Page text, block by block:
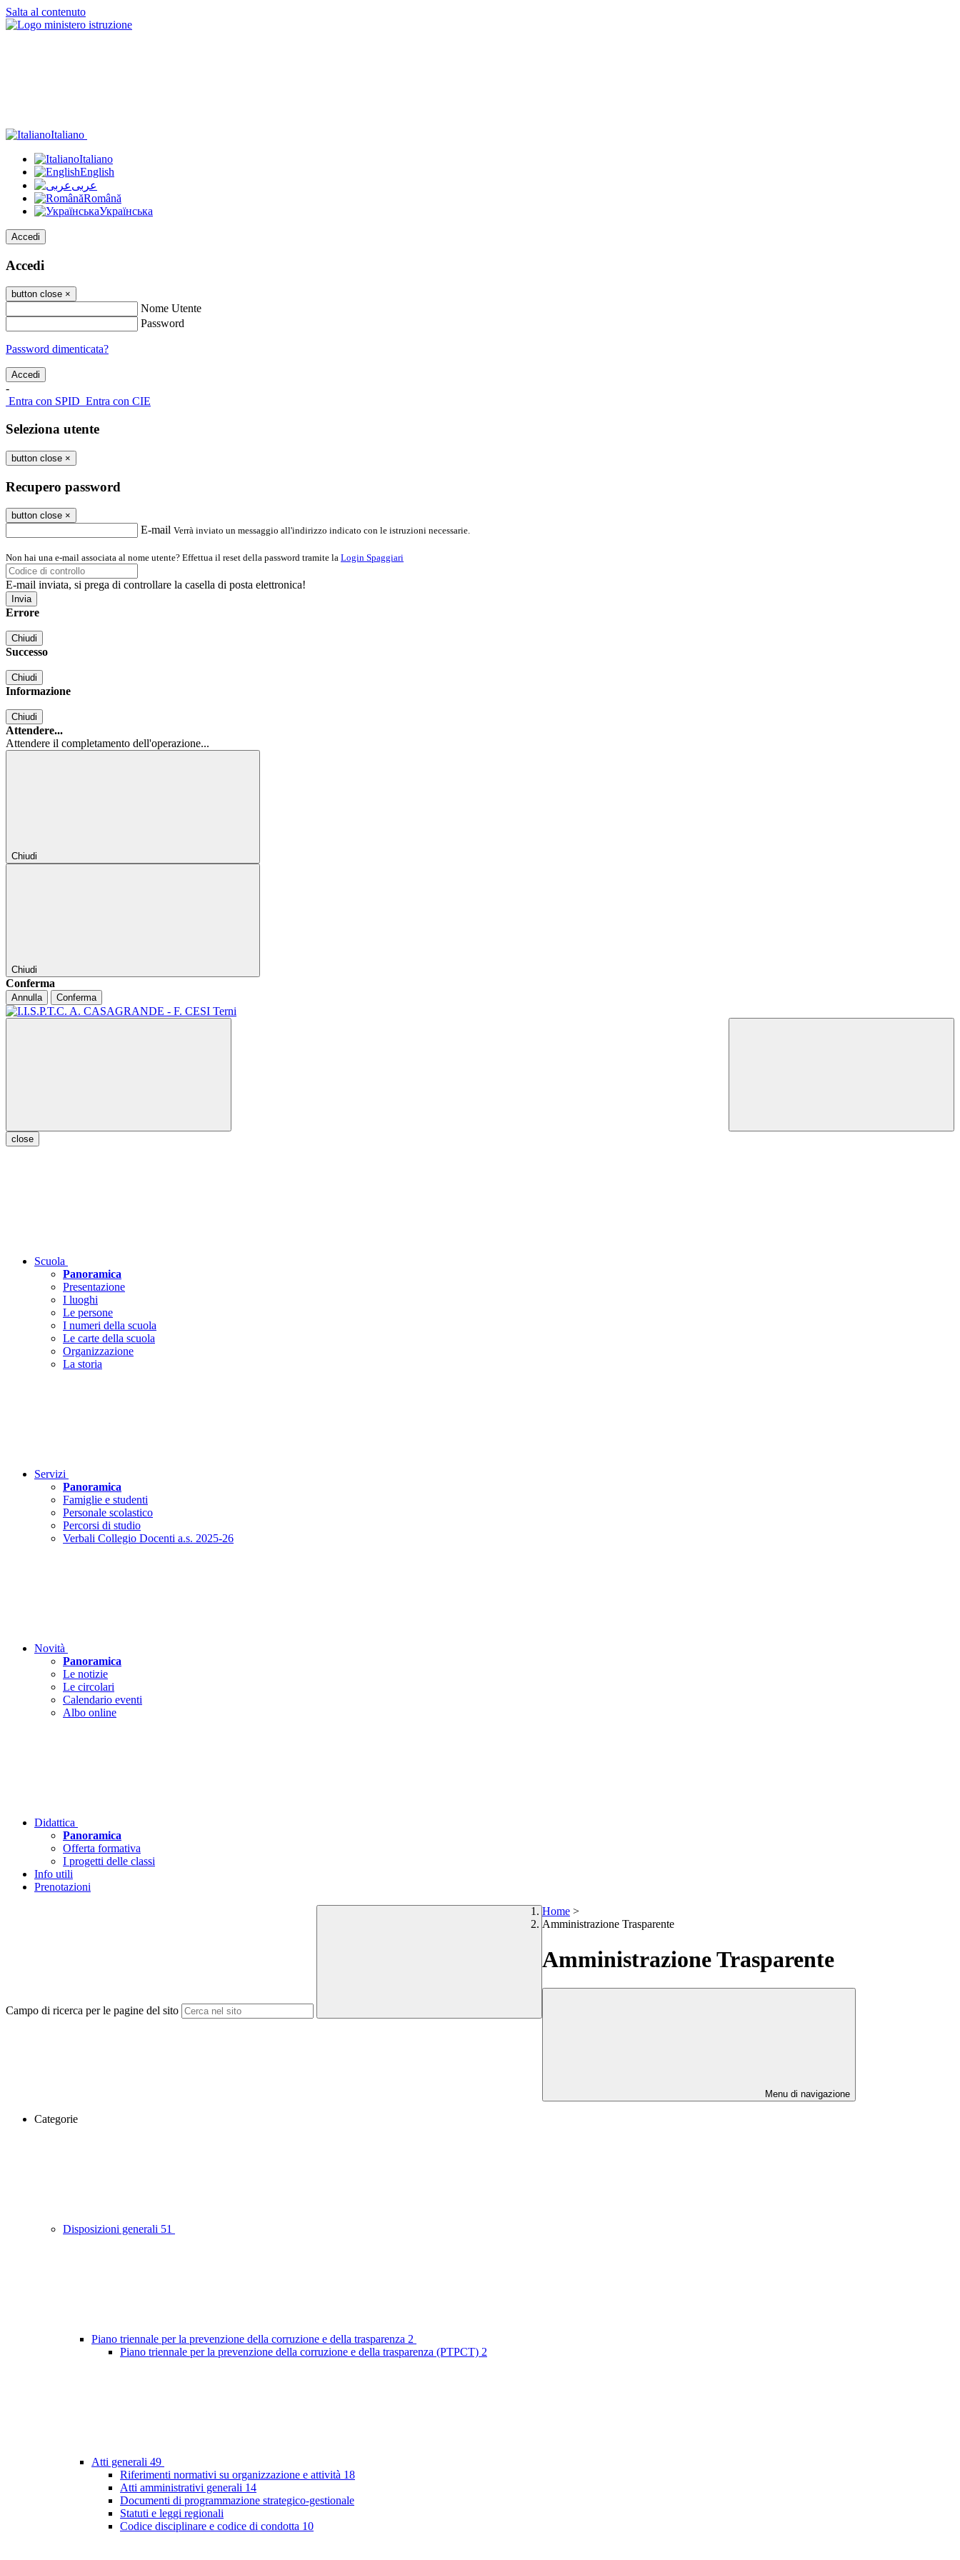
Salta al contenuto
Italiano
Italiano
English
عربى
Română
Українська
Accedi
Accedi
button close ×
Nome Utente
Password
Password dimenticata?
-
Entra con SPID Entra con CIE
Seleziona utente
button close ×
Recupero password
button close ×
E-mail Verrà inviato un messaggio all'indirizzo indicato con le istruzioni necessarie.
Non hai una e-mail associata al nome utente? Effettua il reset della password tramite la Login Spaggiari
E-mail inviata, si prega di controllare la casella di posta elettronica!
Errore
Chiudi
Successo
Chiudi
Informazione
Chiudi
Attendere...
Attendere il completamento dell'operazione...
Chiudi
Chiudi
Conferma
Annulla Conferma
close
Scuola
Panoramica
Presentazione
I luoghi
Le persone
I numeri della scuola
Le carte della scuola
Organizzazione
La storia
Servizi
Panoramica
Famiglie e studenti
Personale scolastico
Percorsi di studio
Verbali Collegio Docenti a.s. 2025-26
Novità
Panoramica
Le notizie
Le circolari
Calendario eventi
Albo online
Didattica
Panoramica
Offerta formativa
I progetti delle classi
Info utili
Prenotazioni
Campo di ricerca per le pagine del sito
Home >
Amministrazione Trasparente
Amministrazione Trasparente
Menu di navigazione
Categorie
Disposizioni generali 51
Piano triennale per la prevenzione della corruzione e della trasparenza 2
Piano triennale per la prevenzione della corruzione e della trasparenza (PTPCT) 2
Atti generali 49
Riferimenti normativi su organizzazione e attività 18
Atti amministrativi generali 14
Documenti di programmazione strategico-gestionale
Statuti e leggi regionali
Codice disciplinare e codice di condotta 10